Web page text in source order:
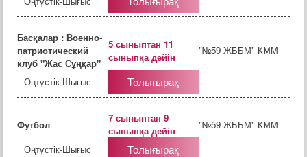
Басқалар : Военно-
патриотический
клуб "Жас Сұңқар"
5 сыныптан 11
сыныпқа дейін
"№59 ЖББМ" КММ
Оңтүстік-Шығыс Толығырақ
Футбол
7 сыныптан 9
сыныпқа дейін
"№59 ЖББМ" КММ
Оңтүстік-Шығыс
Толығырақ